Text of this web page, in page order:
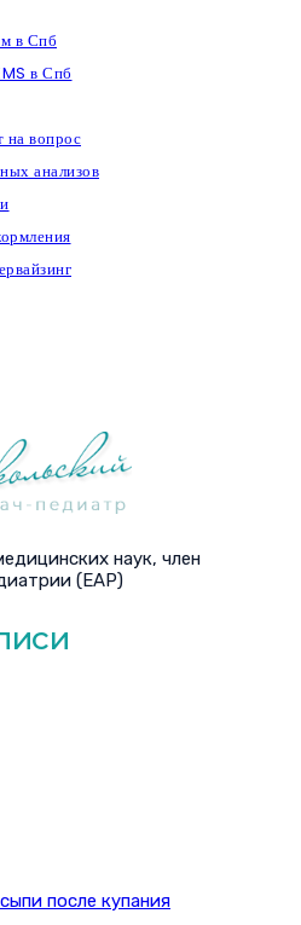
в Спб
в Спб
на вопрос
анализов
наук, член
(EAP)
после купания